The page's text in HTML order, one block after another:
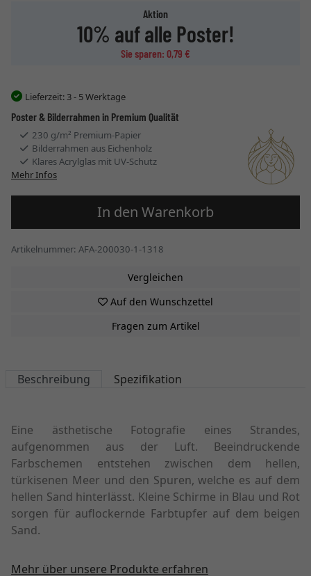
Aktion
10% auf alle Poster!
Sie sparen: 0,79 €
Lieferzeit: 3 - 5 Werktage
Poster & Bilderrahmen in Premium Qualität
230 g/m² Premium-Papier
Bilderrahmen aus Eichenholz
Klares Acrylglas mit UV-Schutz
Mehr Infos
In den Warenkorb
Artikelnummer: AFA-200030-1-1318
Vergleichen
Auf den Wunschzettel
Fragen zum Artikel
Beschreibung Spezifikation
Eine ästhetische Fotografie eines Strandes,
aufgenommen aus der Luft. Beeindruckende
Farbschemen entstehen zwischen dem hellen,
türkisenen Meer und den Spuren, welche es auf dem
hellen Sand hinterlässt. Kleine Schirme in Blau und Rot
sorgen für auflockernde Farbtupfer auf dem beigen
Sand.
Mehr über unsere Produkte erfahren